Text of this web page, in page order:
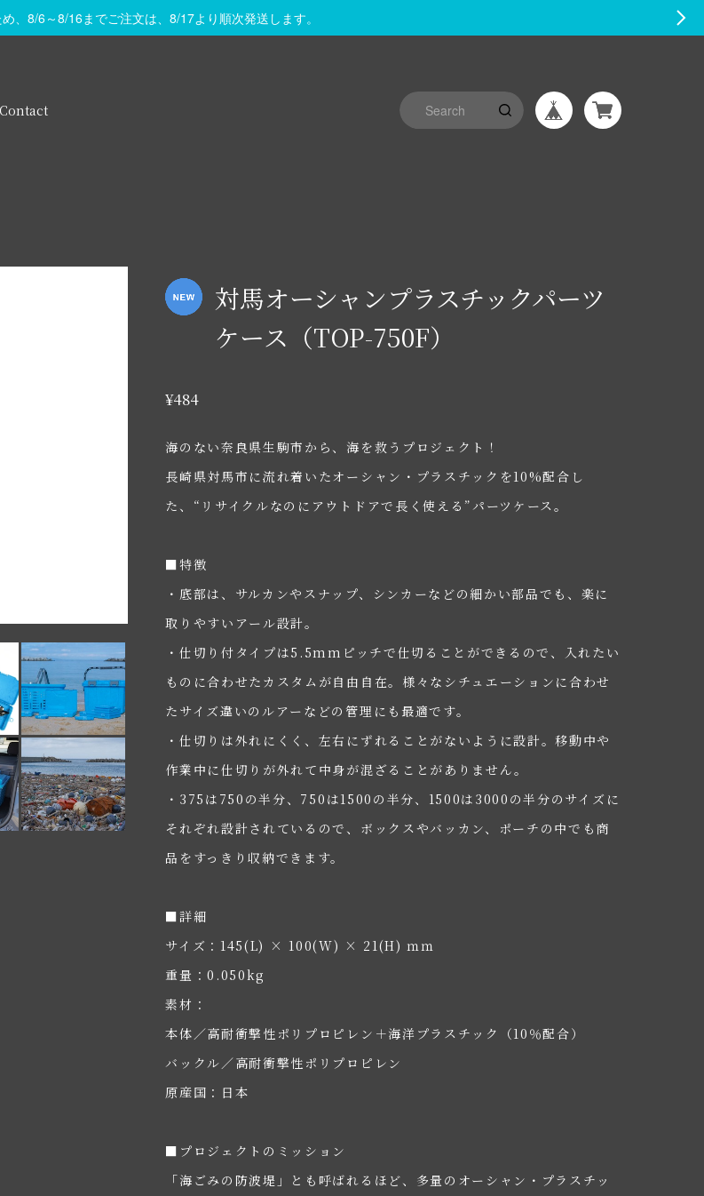
、8/6～8/16までご注文は、8/17より順次発送します。
Contact
対馬オーシャンプラスチックパーツ
ケース（TOP-750F）
¥484
海のない奈良県生駒市から、海を救うプロジェクト！
長崎県対馬市に流れ着いたオーシャン・プラスチックを10%配合し
た、“リサイクルなのにアウトドアで長く使える”パーツケース。
■特徴
・底部は、サルカンやスナップ、シンカーなどの細かい部品でも、楽に
取りやすいアール設計。
・仕切り付タイプは5.5mmピッチで仕切ることができるので、入れたい
ものに合わせたカスタムが自由自在。様々なシチュエーションに合わせ
たサイズ違いのルアーなどの管理にも最適です。
・仕切りは外れにくく、左右にずれることがないように設計。移動中や
作業中に仕切りが外れて中身が混ざることがありません。
・375は750の半分、750は1500の半分、1500は3000の半分のサイズに
それぞれ設計されているので、ボックスやバッカン、ポーチの中でも商
品をすっきり収納できます。
■詳細
サイズ：145(L) × 100(W) × 21(H) ｍｍ
重量：0.050kg
素材：
本体／高耐衝撃性ポリプロピレン＋海洋プラスチック（10％配合）
バックル／高耐衝撃性ポリプロピレン
原産国：日本
■プロジェクトのミッション
「海ごみの防波堤」とも呼ばれるほど、多量のオーシャン・プラスチッ